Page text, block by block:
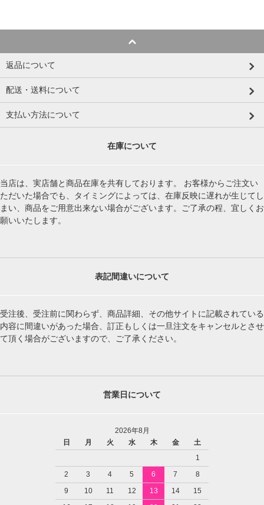
返品について
配送・送料について
支払い方法について
在庫について
当店は、実店舗と商品在庫を共有しております。 お客様からご注文い
ただいた場合でも、タイミングによっては、在庫反映に遅れが生じてし
まい、商品をご用意出来ない場合がございます。ご了承の程、宜しくお
願いいたします。
表記間違いについて
受注後、受注前に関わらず、商品詳細、その他サイトに記載されている
内容に間違いがあった場合、訂正もしくは一旦注文をキャンセルとさせ
て頂く場合がございますので、ご了承ください。
営業日について
2026年8月
日
月 火 水 木 金
土
1
2
3 4 5 6 7
8
9
10 11 12 13 14
15